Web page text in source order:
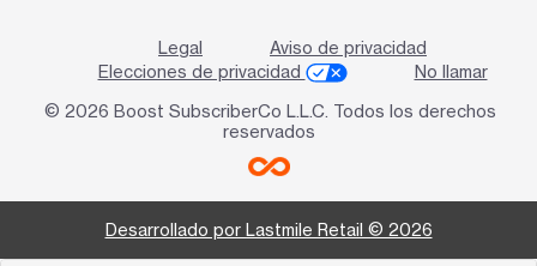
Legal
Aviso de privacidad
Elecciones de privacidad
No llamar
© 2026 Boost SubscriberCo L.L.C. Todos los derechos
reservados
Desarrollado por Lastmile Retail © 2026